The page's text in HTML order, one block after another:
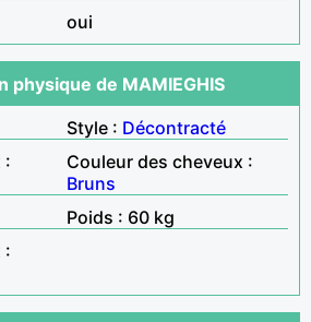
oui
physique de MAMIEGHIS
Style : Décontracté
:
Couleur des cheveux :
Bruns
Poids : 60 kg
: